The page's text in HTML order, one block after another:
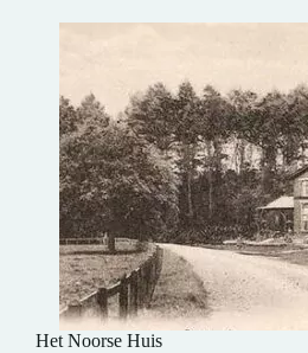
Het Noorse Huis